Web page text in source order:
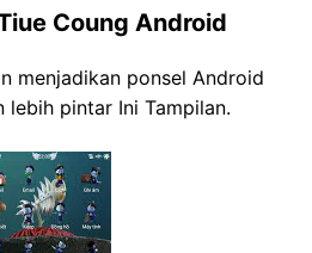
Coung Android
menjadikan ponsel Android
pintar Ini Tampilan.